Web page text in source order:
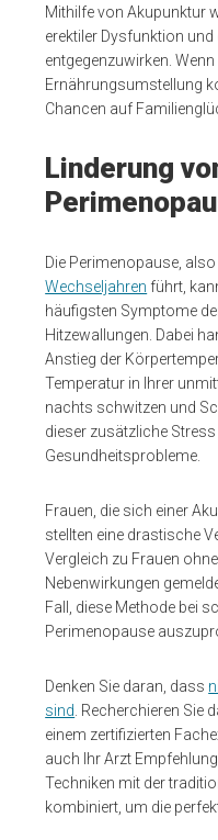
Mithilfe von Akupunktur
erektiler Dysfunktion
entgegenzuwirken.
Ernährungsumstellung
Chancen auf
Linderung
Die Perimenopause,
Wechseljahren führt,
häufigsten Symptome
Hitzewallungen. Dabei
Anstieg der
Temperatur in Ihrer
nachts schwitzen und
dieser zusätzliche
Gesundheitsprobleme.
Frauen, die sich einer
stellten eine drastische
Vergleich zu Frauen
Nebenwirkungen
Fall, diese Methode bei
Perimenopause
Denken Sie daran, dass
sind . Recherchieren Sie
einem zertifizierten
auch Ihr Arzt
Techniken mit der
kombiniert, um die